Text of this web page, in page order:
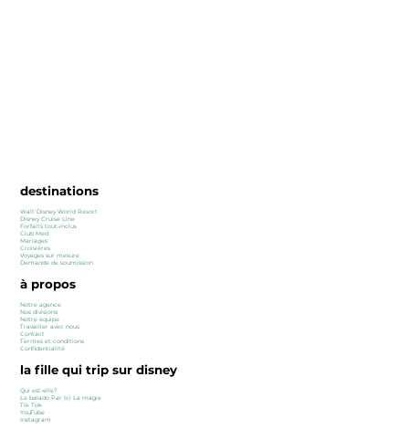
Walt Disney World Resort
Disney Cruise Line
Forfaits tout-inclus
Club Med
Mariages
Croisières
Voyages sur mesure
Demande de soumission
destinations
Notre agence
Nos divisions
Notre équipe
Travailler avec nous
Contact
Termes et conditions
Confidentialité
à propos
Qui est-elle?​
Le balado Par Ici La magie
Tik Tok
YouTube
Instagram
la fille qui trip sur disney